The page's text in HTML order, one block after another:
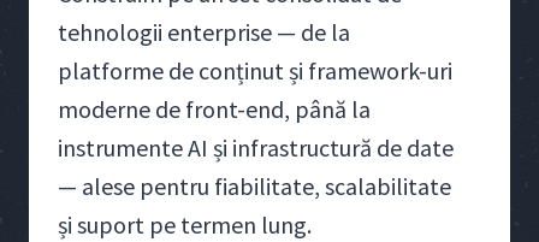
tehnologii enterprise — de la
platforme de conținut și framework-uri
moderne de front-end, până la
instrumente AI și infrastructură de date
— alese pentru fiabilitate, scalabilitate
și suport pe termen lung.